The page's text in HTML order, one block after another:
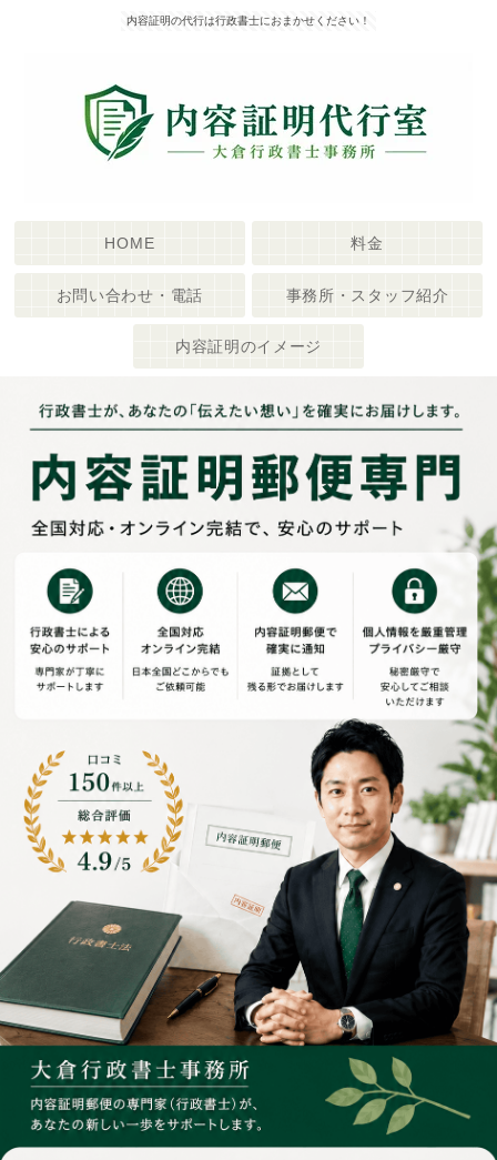
内容証明の代行は行政書士におまかせください！
HOME 料金
お問い合わせ・電話 事務所・スタッフ紹介
内容証明のイメージ